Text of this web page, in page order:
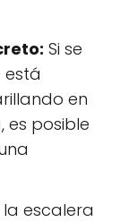
Si se
está
en
es posible
la escalera